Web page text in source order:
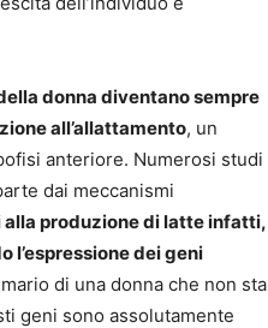
donna diventano sempre
all’allattamento, un
anteriore. Numerosi studi
dai meccanismi
produzione di latte infatti,
l’espressione dei geni
di una donna che non sta
geni sono assolutamente